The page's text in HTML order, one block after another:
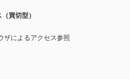
買切型）
ザによるアクセス参照